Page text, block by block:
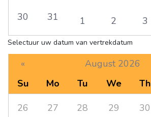
30 31 1 2 3
Selectuur uw datum van vertrekdatum
« August 2026
Su
Mo Tu We Th
26
27 28 29 30